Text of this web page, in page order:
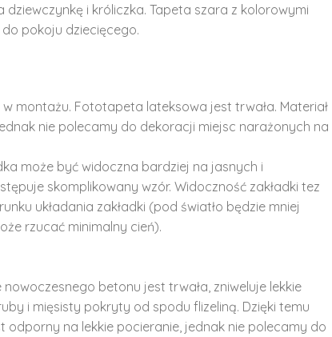
i króliczka. Tapeta szara z kolorowymi
pokoju dziecięcego.
montażu. Fototapeta lateksowa jest trwała. Materiał
nie polecamy do dekoracji miejsc narażonych na
może być widoczna bardziej na jasnych i
skomplikowany wzór. Widoczność zakładki tez
układania zakładki (pod światło będzie mniej
rzucać minimalny cień).
betonu jest trwała, zniweluje lekkie
i mięsisty pokryty od spodu flizeliną. Dzięki temu
odporny na lekkie pocieranie, jednak nie polecamy do